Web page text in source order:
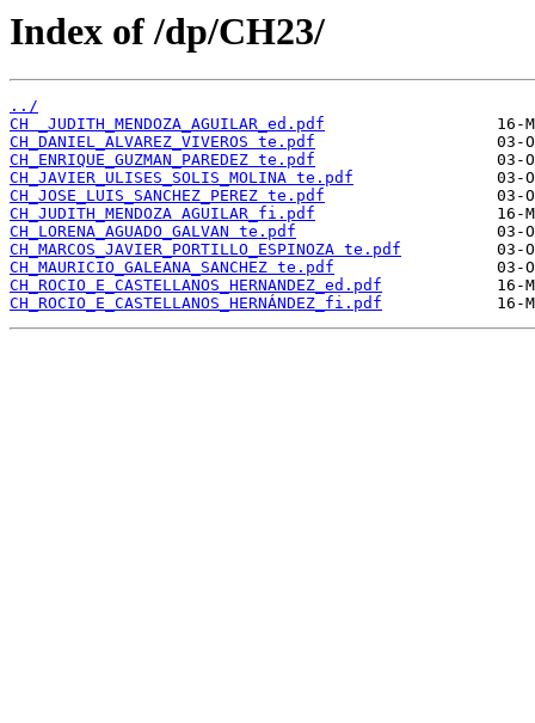
Index of /dp/CH23/
../
CH _JUDITH_MENDOZA_AGUILAR_ed.pdf
CH_DANIEL_ALVAREZ_VIVEROS te.pdf
CH_ENRIQUE_GUZMAN_PAREDEZ te.pdf
CH_JAVIER_ULISES_SOLIS_MOLINA te.pdf
CH_JOSE_LUIS_SANCHEZ_PEREZ te.pdf
CH_JUDITH_MENDOZA AGUILAR_fi.pdf
CH_LORENA_AGUADO_GALVAN te.pdf
CH_MARCOS_JAVIER_PORTILLO_ESPINOZA te.pdf
CH_MAURICIO_GALEANA_SANCHEZ te.pdf
CH_ROCIO_E_CASTELLANOS_HERNANDEZ_ed.pdf
CH_ROCIO_E_CASTELLANOS_HERNÁNDEZ_fi.pdf